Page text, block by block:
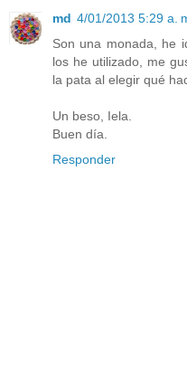
md 4/01/2013 5:29 a.
Son una monada, he
los he utilizado, me
la pata al elegir qué
Un beso, Iela.
Buen día.
Responder